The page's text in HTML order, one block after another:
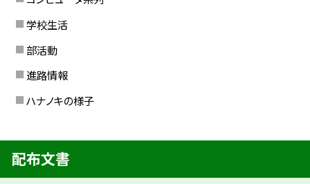
学校生活
部活動
進路情報
ハナノキの様子
配布文書